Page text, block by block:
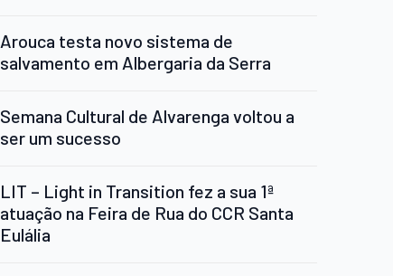
Arouca testa novo sistema de
salvamento em Albergaria da Serra
Semana Cultural de Alvarenga voltou a
ser um sucesso
LIT – Light in Transition fez a sua 1ª
atuação na Feira de Rua do CCR Santa
Eulália